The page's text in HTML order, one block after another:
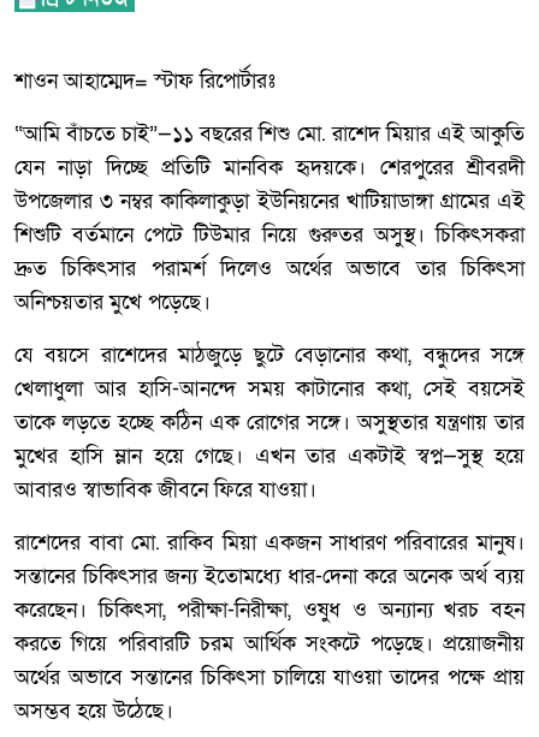
শাওন আহাম্মেদ= স্টাফ রিপোর্টারঃ
“আমি বাঁচতে চাই”—১১ বছরের শিশু মো. রাশেদ মিয়ার এই আকুতি
যেন নাড়া দিচ্ছে প্রতিটি মানবিক হৃদয়কে। শেরপুরের শ্রীবরদী
উপজেলার ৩ নম্বর কাকিলাকুড়া ইউনিয়নের খাটিয়াডাঙ্গা গ্রামের এই
শিশুটি বর্তমানে পেটে টিউমার নিয়ে গুরুতর অসুস্থ। চিকিৎসকরা
দ্রুত চিকিৎসার পরামর্শ দিলেও অর্থের অভাবে তার চিকিৎসা
অনিশ্চয়তার মুখে পড়েছে।
যে বয়সে রাশেদের মাঠজুড়ে ছুটে বেড়ানোর কথা, বন্ধুদের সঙ্গে
খেলাধুলা আর হাসি-আনন্দে সময় কাটানোর কথা, সেই বয়সেই
তাকে লড়তে হচ্ছে কঠিন এক রোগের সঙ্গে। অসুস্থতার যন্ত্রণায় তার
মুখের হাসি ম্লান হয়ে গেছে। এখন তার একটাই স্বপ্ন—সুস্থ হয়ে
আবারও স্বাভাবিক জীবনে ফিরে যাওয়া।
রাশেদের বাবা মো. রাকিব মিয়া একজন সাধারণ পরিবারের মানুষ।
সন্তানের চিকিৎসার জন্য ইতোমধ্যে ধার-দেনা করে অনেক অর্থ ব্যয়
করেছেন। চিকিৎসা, পরীক্ষা-নিরীক্ষা, ওষুধ ও অন্যান্য খরচ বহন
করতে গিয়ে পরিবারটি চরম আর্থিক সংকটে পড়েছে। প্রয়োজনীয়
অর্থের অভাবে সন্তানের চিকিৎসা চালিয়ে যাওয়া তাদের পক্ষে প্রায়
অসম্ভব হয়ে উঠেছে।